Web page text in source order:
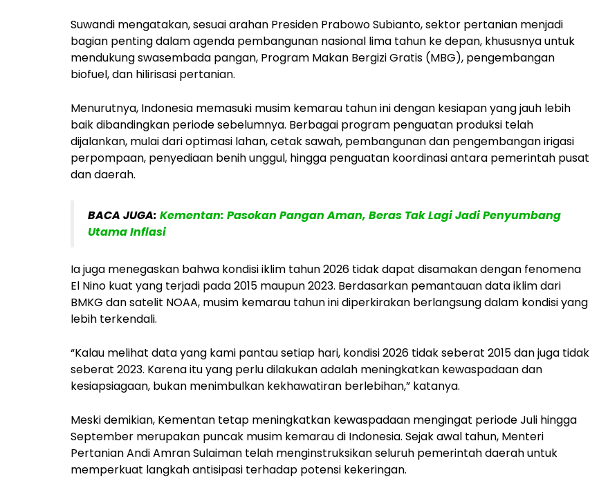
Suwandi mengatakan, sesuai arahan Presiden Prabowo Subianto, sektor pertanian menjadi
bagian penting dalam agenda pembangunan nasional lima tahun ke depan, khususnya untuk
mendukung swasembada pangan, Program Makan Bergizi Gratis (MBG), pengembangan
biofuel, dan hilirisasi pertanian.
Menurutnya, Indonesia memasuki musim kemarau tahun ini dengan kesiapan yang jauh lebih
baik dibandingkan periode sebelumnya. Berbagai program penguatan produksi telah
dijalankan, mulai dari optimasi lahan, cetak sawah, pembangunan dan pengembangan irigasi
perpompaan, penyediaan benih unggul, hingga penguatan koordinasi antara pemerintah pusat
dan daerah.
BACA JUGA: Kementan: Pasokan Pangan Aman, Beras Tak Lagi Jadi Penyumbang
Utama Inflasi
Ia juga menegaskan bahwa kondisi iklim tahun 2026 tidak dapat disamakan dengan fenomena
El Nino kuat yang terjadi pada 2015 maupun 2023. Berdasarkan pemantauan data iklim dari
BMKG dan satelit NOAA, musim kemarau tahun ini diperkirakan berlangsung dalam kondisi yang
lebih terkendali.
“Kalau melihat data yang kami pantau setiap hari, kondisi 2026 tidak seberat 2015 dan juga tidak
seberat 2023. Karena itu yang perlu dilakukan adalah meningkatkan kewaspadaan dan
kesiapsiagaan, bukan menimbulkan kekhawatiran berlebihan,” katanya.
Meski demikian, Kementan tetap meningkatkan kewaspadaan mengingat periode Juli hingga
September merupakan puncak musim kemarau di Indonesia. Sejak awal tahun, Menteri
Pertanian Andi Amran Sulaiman telah menginstruksikan seluruh pemerintah daerah untuk
memperkuat langkah antisipasi terhadap potensi kekeringan.